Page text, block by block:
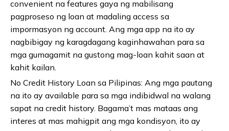
convenient na features gaya ng mabilisang
pagproseso ng loan at madaling access sa
impormasyon ng account. Ang mga app na ito ay
nagbibigay ng karagdagang kaginhawahan para sa
mga gumagamit na gustong mag-loan kahit saan at
kahit kailan.
No Credit History Loan sa Pilipinas: Ang mga pautang
na ito ay available para sa mga indibidwal na walang
sapat na credit history. Bagama’t mas mataas ang
interes at mas mahigpit ang mga kondisyon, ito ay